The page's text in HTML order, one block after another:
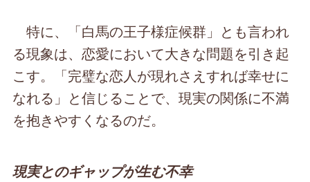
特に、「白馬の王子様症候群」とも言われ
る現象は、恋愛において大きな問題を引き起
こす。「完璧な恋人が現れさえすれば幸せに
なれる」と信じることで、現実の関係に不満
を抱きやすくなるのだ。
現実とのギャップが生む不幸